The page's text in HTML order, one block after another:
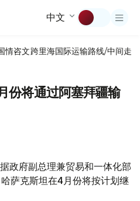
中文
情咨文跨里海国际运输路线/中间走廊
份将通过阿塞拜疆输
政府副总理兼贸易和一体化部
萨克斯坦在4月份将按计划继